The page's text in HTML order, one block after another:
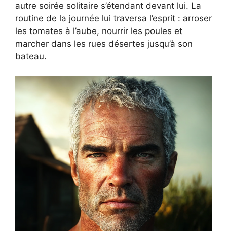
autre soirée solitaire s’étendant devant lui. La
routine de la journée lui traversa l’esprit : arroser
les tomates à l’aube, nourrir les poules et
marcher dans les rues désertes jusqu’à son
bateau.